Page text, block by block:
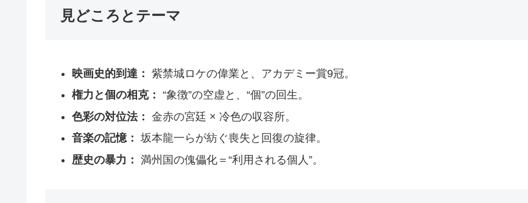
見どころとテーマ
映画史的到達： 紫禁城ロケの偉業と、アカデミー賞9冠。
権力と個の相克： “象徴”の空虚と、“個”の回生。
色彩の対位法： 金赤の宮廷 × 冷色の収容所。
音楽の記憶： 坂本龍一らが紡ぐ喪失と回復の旋律。
歴史の暴力： 満州国の傀儡化＝“利用される個人”。